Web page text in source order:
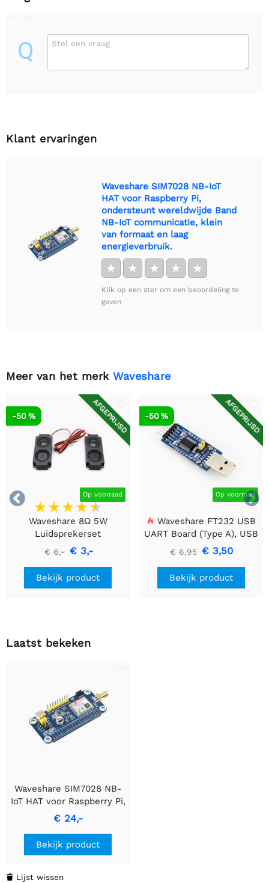
Q Stel een vraag
Klant ervaringen
Waveshare SIM7028 NB-IoT
HAT voor Raspberry Pi,
ondersteunt wereldwijde Band
NB-IoT communicatie, klein
van formaat en laag
energieverbruik.
★ ★ ★ ★ ★
Klik op een ster om een beoordeling te
geven
Meer van het merk Waveshare


AFGEPRIJSD
Op voorraad
-50 %
Waveshare 8Ω 5W
Luidsprekerset
€ 6,- € 3,-
Bekijk product
AFGEPRIJSD
Op voorraad
-50 %
Waveshare FT232 USB
UART Board (Type A), USB
naar TTL (UART)
Communicatiemodule
€ 6,95 € 3,50
Bekijk product
Laatst bekeken
Waveshare SIM7028 NB-
IoT HAT voor Raspberry Pi,
ondersteunt wereldwijde
Band NB-IoT
communicatie, klein van
formaat en laag
€ 24,-
Bekijk product
 Lijst wissen